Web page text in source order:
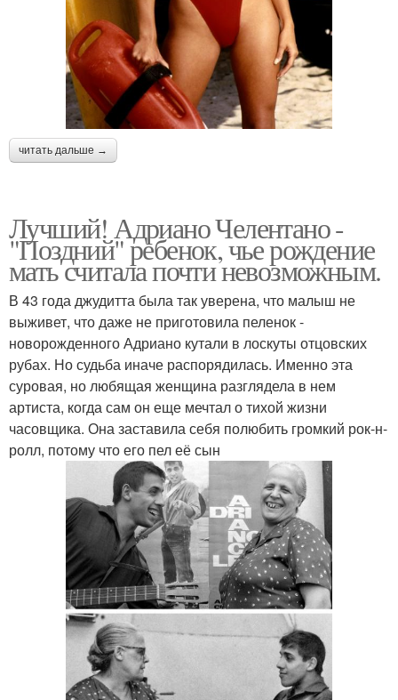
читать дальше →
Лучший! Адриано Челентано -
"Поздний" ребенок, чье рождение
мать считала почти невозможным.
В 43 года джудитта была так уверена, что малыш не
выживет, что даже не приготовила пеленок -
новорожденного Адриано кутали в лоскуты отцовских
рубах. Но судьба иначе распорядилась. Именно эта
суровая, но любящая женщина разглядела в нем
артиста, когда сам он еще мечтал о тихой жизни
часовщика. Она заставила себя полюбить громкий рок-н-
ролл, потому что его пел её сын